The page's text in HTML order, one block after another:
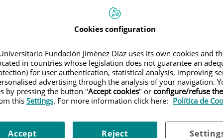
CUIDADOS AVANZADOS DEL PACIENTE EN ANESTESIA,
MÓDULOS MATERIAS Y ASIGNATURAS
y asignaturas
y asignaturas
ECTS
Cookies configuration
Fundación Jiménez Díaz uses its own cookies and
in countries whose legislation does not guarantee an
for user authentication, statistical analysis, improving
advertising through the analysis of your navigation.
by pressing the button "Accept cookies" or configure/refuse
thisSettings. For more information click here: Política de
Reject
Accept